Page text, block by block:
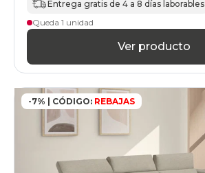
Entrega gratis de 4 a 8 días laborables
Queda 1 unidad
Ver producto
-7% | CÓDIGO: REBAJAS